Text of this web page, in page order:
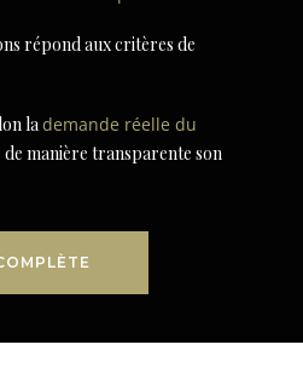
répond aux critères de
lademande réelle du
manière transparente son